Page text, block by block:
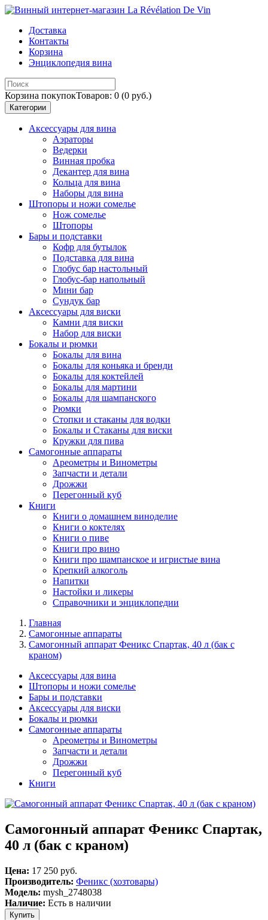
Доставка
Контакты
Корзина
Энциклопедия вина
Корзина покупокТоваров: 0 (0 руб.)
Категории
Аксессуары для вина
Аэраторы
Ведерки
Винная пробка
Декантер для вина
Кольца для вина
Наборы для вина
Штопоры и ножи сомелье
Нож сомелье
Штопоры
Бары и подставки
Кофр для бутылок
Подставка для вина
Глобус бар настольный
Глобус-бар напольный
Мини бар
Сундук бар
Аксессуары для виски
Камни для виски
Набор для виски
Бокалы и рюмки
Бокалы для вина
Бокалы для коньяка и бренди
Бокалы для коктейлей
Бокалы для мартини
Бокалы для шампанского
Рюмки
Стопки и стаканы для водки
Бокалы и Стаканы для виски
Кружки для пива
Самогонные аппараты
Ареометры и Винометры
Запчасти и детали
Дрожжи
Перегонный куб
Книги
Книги о домашнем виноделие
Книги о коктелях
Книги о пиве
Книги про вино
Книги про шампанское и игристые вина
Крепкий алкоголь
Напитки
Настойки и ликеры
Справочники и энциклопедии
Главная
Самогонные аппараты
Самогонный аппарат Феникс Спартак, 40 л (бак с
краном)
Аксессуары для вина
Штопоры и ножи сомелье
Бары и подставки
Аксессуары для виски
Бокалы и рюмки
Самогонные аппараты
Ареометры и Винометры
Запчасти и детали
Дрожжи
Перегонный куб
Книги
Самогонный аппарат Феникс Спартак,
40 л (бак с краном)
Цена: 17 250 руб.
Производитель: Феникс (хозтовары)
Модель: mysh_2748038
Наличие: Есть в наличии